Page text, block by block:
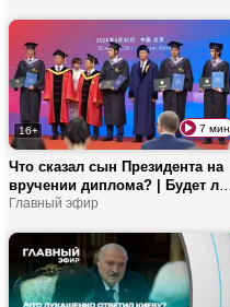
Родину!
16+ 7 мин
Что сказал сын Президента на
вручении диплома? | Будет ли
новый набор на программу
работать выпускники?
Главный эфир